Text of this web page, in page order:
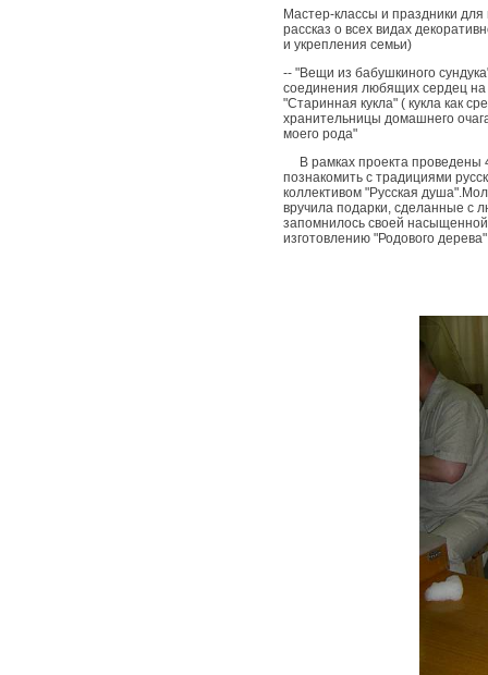
Мастер-классы и праздники
рассказ о всех видах
и укрепления семьи)
-- "Вещи из бабушкиного
соединения любящих сердец на
"Старинная кукла" ( кукла как
хранительницы домашнего
моего рода"
В рамках проекта проведены
познакомить с традициями
коллективом "Русская
вручила подарки, сделанные с
запомнилось своей
изготовлению "Родового